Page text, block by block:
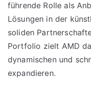
führende Rolle als
Lösungen in der
soliden
Portfolio zielt AMD
dynamischen und
expandieren.